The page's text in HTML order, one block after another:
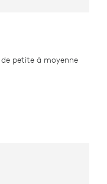
petite à moyenne